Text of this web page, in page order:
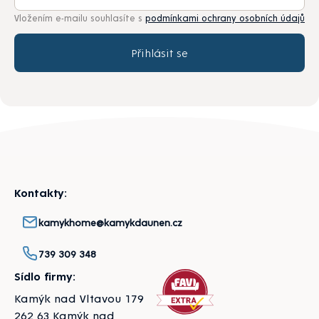
Vložením e-mailu souhlasíte s podmínkami ochrany osobních údajů
Přihlásit se
Kontakty:
kamykhome@kamykdaunen.cz
739 309 348
Sídlo firmy:
Kamýk nad Vltavou 179
262 63 Kamýk nad